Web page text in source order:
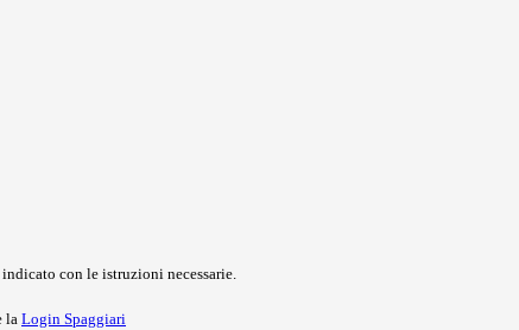
con le istruzioni necessarie.
la Login Spaggiari